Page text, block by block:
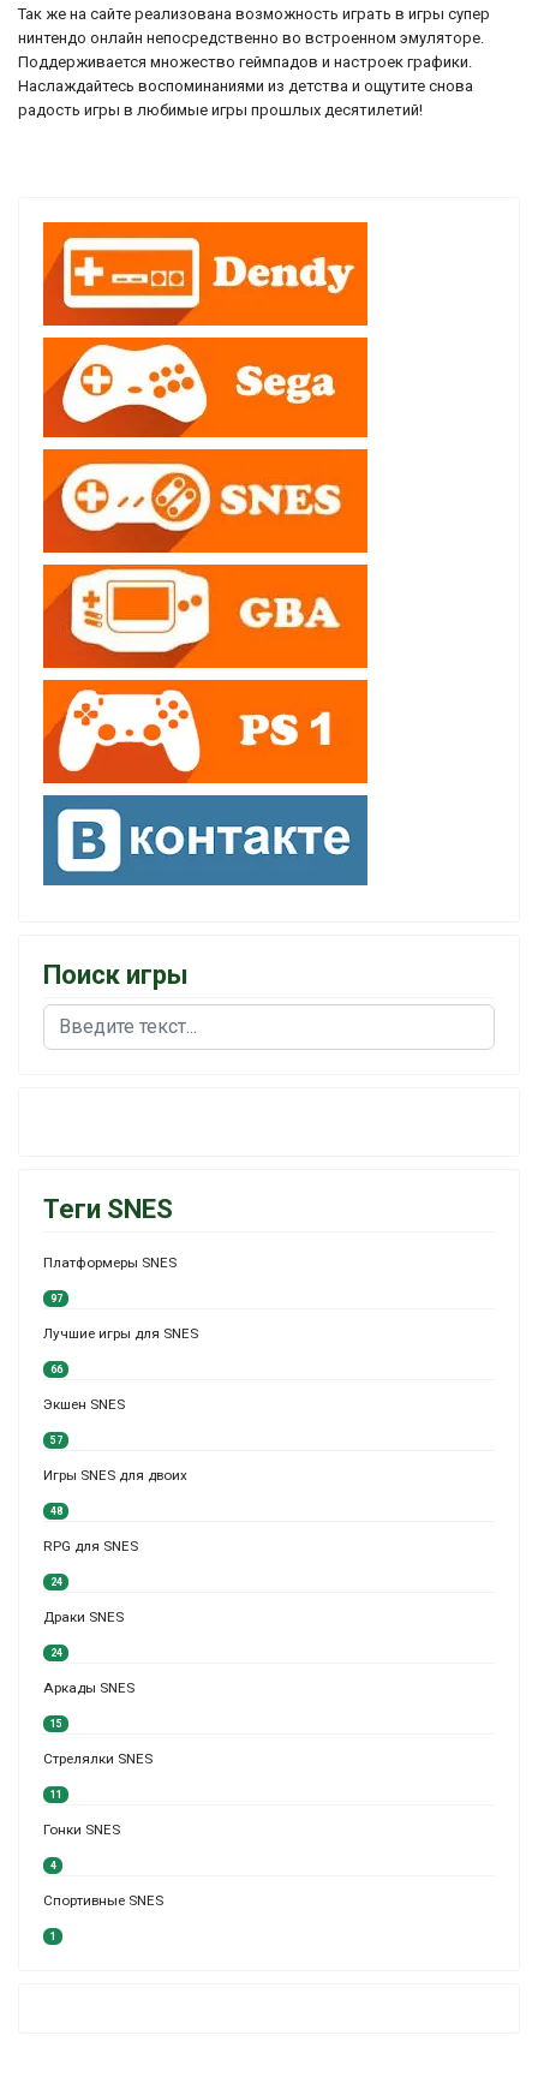
Так же на сайте реализована возможность играть в игры супер
нинтендо онлайн непосредственно во встроенном эмуляторе.
Поддерживается множество геймпадов и настроек графики.
Наслаждайтесь воспоминаниями из детства и ощутите снова
радость игры в любимые игры прошлых десятилетий!
Поиск игры
Поиск
Теги SNES
Платформеры SNES
97
Лучшие игры для SNES
66
Экшен SNES
57
Игры SNES для двоих
48
RPG для SNES
24
Драки SNES
24
Аркады SNES
15
Стрелялки SNES
11
Гонки SNES
4
Спортивные SNES
1